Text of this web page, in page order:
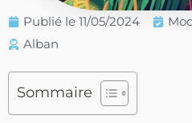
Publié le 11/05/2024
Alban
Sommaire